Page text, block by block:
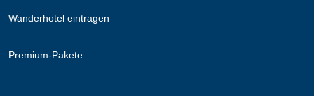
Wanderhotel eintragen
Premium-Pakete